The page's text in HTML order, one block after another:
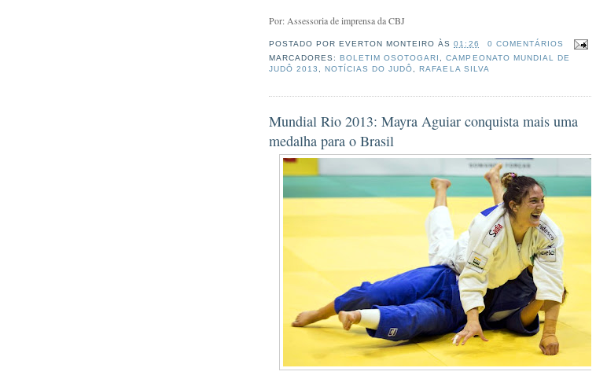
Por: Assessoria de imprensa da CBJ
POSTADO POREVERTON MONTEIRO ÀS01:26
0 COMENTÁRIOS
MARCADORES:BOLETIM OSOTOGARI ,CAMPEONATO MUNDIAL DE
JUDÔ 2013
,NOTÍCIAS DO JUDÔ ,RAFAELA SILVA
Mundial Rio 2013: Mayra Aguiar conquista mais uma
medalha para o Brasil